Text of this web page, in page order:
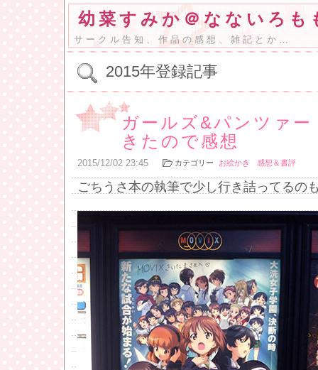
幼菜すみか＠なないろも
サークル告知、作品の感想、雑記とか…
2015年登録記事
ガールズ&パンツァ
きたので感想
2015/12/02 23:45 カテゴリー お絵かき 感想＆書評
ごちうさ本の執筆で少し行き詰ってるの